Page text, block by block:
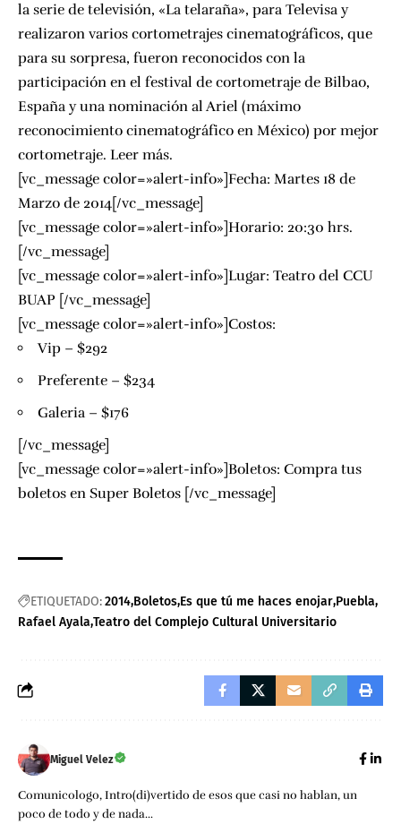
la serie de televisión, «La telaraña», para Televisa y
realizaron varios cortometrajes cinematográficos, que
para su sorpresa, fueron reconocidos con la
participación en el festival de cortometraje de Bilbao,
España y una nominación al Ariel (máximo
reconocimiento cinematográfico en México) por mejor
cortometraje. Leer más.
[vc_message color=»alert-info»]Fecha: Martes 18 de
Marzo de 2014[/vc_message]
[vc_message color=»alert-info»]Horario: 20:30 hrs.
[/vc_message]
[vc_message color=»alert-info»]Lugar: Teatro del CCU
BUAP [/vc_message]
[vc_message color=»alert-info»]Costos:
Vip – $292
Preferente – $234
Galeria – $176
[/vc_message]
[vc_message color=»alert-info»]Boletos: Compra tus
boletos en Super Boletos [/vc_message]
ETIQUETADO:2014 Boletos Es que tú me haces enojar Puebla
Rafael Ayala Teatro del Complejo Cultural Universitario
Miguel Velez
Comunicologo, Intro(di)vertido de esos que casi no hablan, un
poco de todo y de nada...